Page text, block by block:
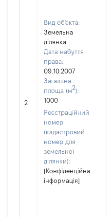
2
Вид об'єкта:
Земельна
ділянка
Дата набуття
права:
09.10.2007
Загальна
площа (м2):
1000
Реєстраційний
номер
(кадастровий
номер для
земельної
ділянки):
[Конфіденційна
інформація]